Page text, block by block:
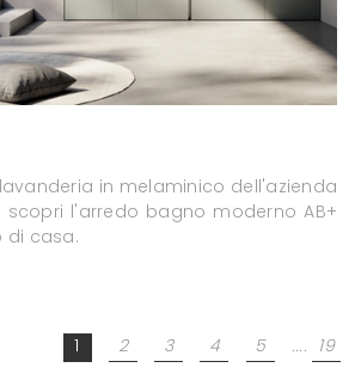
in melaminico dell'azienda
l'arredo bagno moderno AB+
di casa.
1 2 3 4 5 .... 19